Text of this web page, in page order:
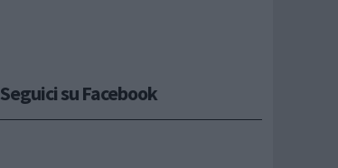
Seguici su Facebook